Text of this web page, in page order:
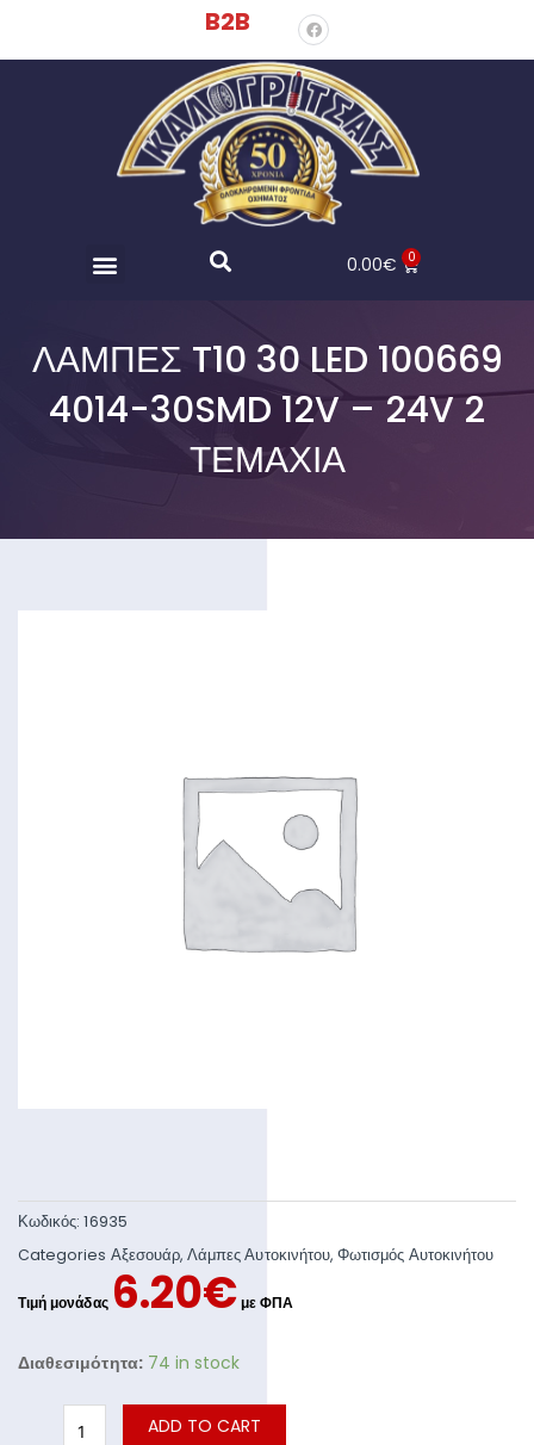
B2B
0.00€ 0
ΛΆΜΠΕΣ T10 30 LED 100669
4014-30SMD 12V – 24V 2
ΤΕΜΆΧΙΑ
Κωδικός:16935
Categories Αξεσουάρ,Λάμπες Αυτοκινήτου,Φωτισμός Αυτοκινήτου
6.20€
Διαθεσιμότητα: 74 in stock
ADD TO CART